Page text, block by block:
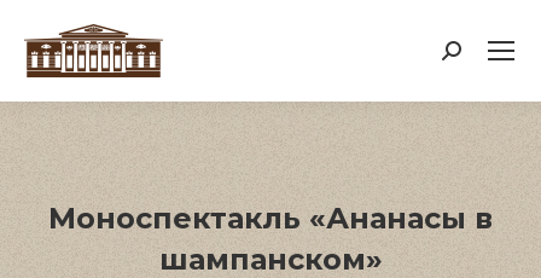
Поиск:
Моноспектакль «Ананасы в
шампанском»